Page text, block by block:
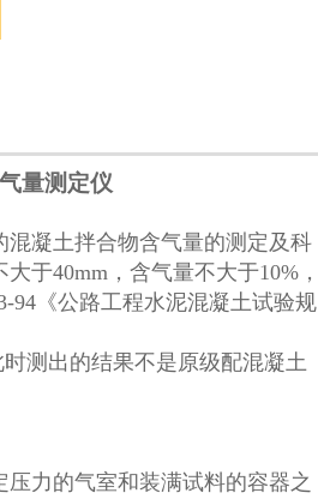
量测定仪
凝土拌合物含气量的测定及科
于40mm，含气量不大于10%，
94《公路工程水泥混凝土试验规
测出的结果不是原级配混凝土
力的气室和装满试料的容器之